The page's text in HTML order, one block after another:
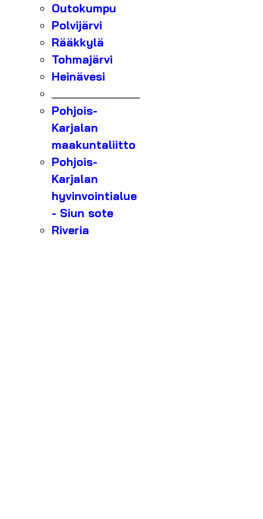
Outokumpu
Polvijärvi
Rääkkylä
Tohmajärvi
Heinävesi
Pohjois-
Karjalan
maakuntaliitto
Pohjois-
Karjalan
hyvinvointialue
- Siun sote
Riveria